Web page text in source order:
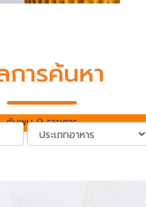
การค้นหา
ค้นพบ 0 รายการ